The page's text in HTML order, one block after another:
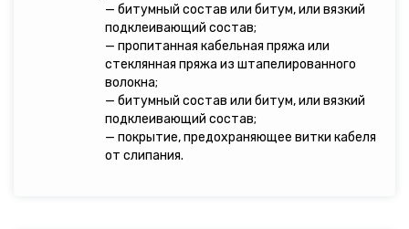
— битумный состав или битум, или вязкий
подклеивающий состав;
— пропитанная кабельная пряжа или
стеклянная пряжа из штапелированного
волокна;
— битумный состав или битум, или вязкий
подклеивающий состав;
— покрытие, предохраняющее витки кабеля
от слипания.